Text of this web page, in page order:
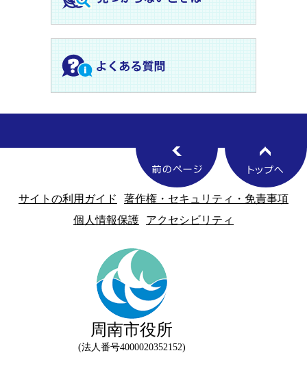
サイトの利用ガイド
著作権・セキュリティ・免責事項
個人情報保護
アクセシビリティ
周南市役所
法人番号4000020352152